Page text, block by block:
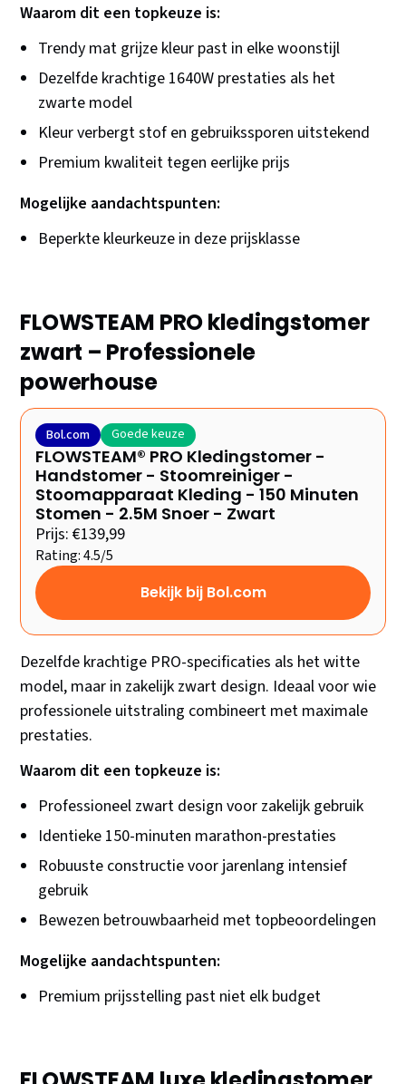
Waarom dit een topkeuze is:
Trendy mat grijze kleur past in elke woonstijl
Dezelfde krachtige 1640W prestaties als het
zwarte model
Kleur verbergt stof en gebruikssporen uitstekend
Premium kwaliteit tegen eerlijke prijs
Mogelijke aandachtspunten:
Beperkte kleurkeuze in deze prijsklasse
FLOWSTEAM PRO kledingstomer
zwart – Professionele
powerhouse
Bol.com Goede keuze
FLOWSTEAM® PRO Kledingstomer -
Handstomer - Stoomreiniger -
Stoomapparaat Kleding - 150 Minuten
Stomen - 2.5M Snoer - Zwart
Prijs: €139,99
Rating: 4.5/5
Bekijk bij Bol.com
Dezelfde krachtige PRO-specificaties als het witte
model, maar in zakelijk zwart design. Ideaal voor wie
professionele uitstraling combineert met maximale
prestaties.
Waarom dit een topkeuze is:
Professioneel zwart design voor zakelijk gebruik
Identieke 150-minuten marathon-prestaties
Robuuste constructie voor jarenlang intensief
gebruik
Bewezen betrouwbaarheid met topbeoordelingen
Mogelijke aandachtspunten:
Premium prijsstelling past niet elk budget